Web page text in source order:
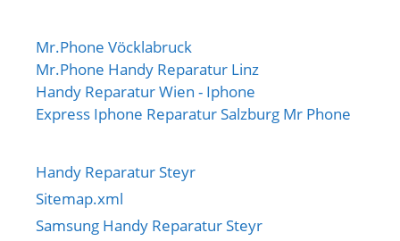
Mr.Phone Vöcklabruck
Mr.Phone Handy Reparatur Linz
Handy Reparatur Wien - Iphone
Express Iphone Reparatur Salzburg Mr Phone
Handy Reparatur Steyr
Sitemap.xml
Samsung Handy Reparatur Steyr